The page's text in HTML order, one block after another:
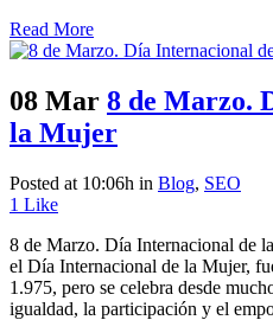
Read More
08 Mar 8 de Marzo.
la Mujer
Posted at 10:06h in Blog, SEO
1 Like
8 de Marzo. Día Internacional de
el Día Internacional de la Mujer,
1.975, pero se celebra desde
igualdad, la participación y el